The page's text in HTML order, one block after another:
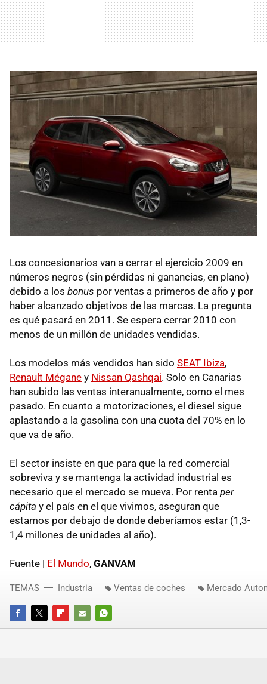
Los concesionarios van a cerrar el ejercicio 2009 en
números negros (sin pérdidas ni ganancias, en plano)
debido a los bonus por ventas a primeros de año y por
haber alcanzado objetivos de las marcas. La pregunta
es qué pasará en 2011. Se espera cerrar 2010 con
menos de un millón de unidades vendidas.
Los modelos más vendidos han sido SEAT Ibiza,
Renault Mégane y Nissan Qashqai. Solo en Canarias
han subido las ventas interanualmente, como el mes
pasado. En cuanto a motorizaciones, el diesel sigue
aplastando a la gasolina con una cuota del 70% en lo
que va de año.
El sector insiste en que para que la red comercial
sobreviva y se mantenga la actividad industrial es
necesario que el mercado se mueva. Por renta per
cápita y el país en el que vivimos, aseguran que
estamos por debajo de donde deberíamos estar (1,3-
1,4 millones de unidades al año).
Fuente | El Mundo, GANVAM
FACEBOOKTWITTERFLIPBOARD
E-
WHATSAPP
TEMAS Industria Ventas de coches Mercado